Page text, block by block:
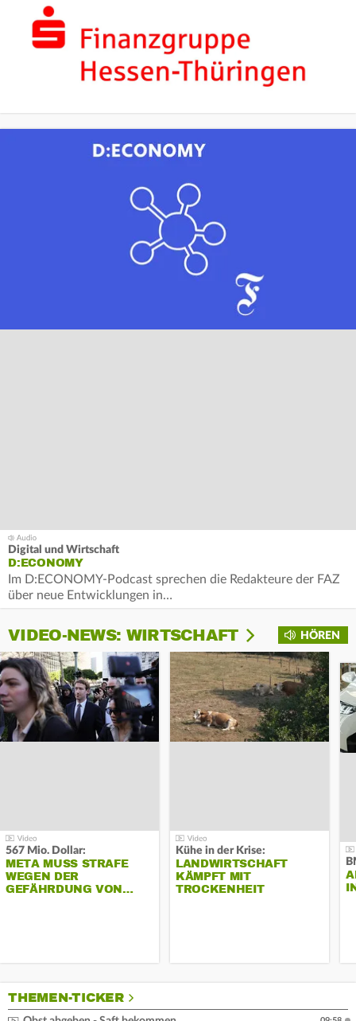
Digital und Wirtschaft
D:ECONOMY
Im D:ECONOMY-Podcast sprechen die Redakteure der FAZ
über neue Entwicklungen in…
HÖREN
VIDEO-NEWS: WIRTSCHAFT
567 Mio. Dollar:
META MUSS STRAFE
WEGEN DER
GEFÄHRDUNG VON…
Kühe in der Krise:
LANDWIRTSCHAFT
KÄMPFT MIT
TROCKENHEIT
THEMEN-TICKER